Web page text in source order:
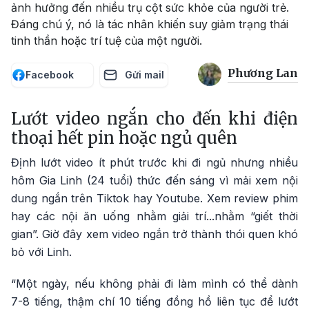
ảnh hưởng đến nhiều trụ cột sức khỏe của người trẻ.
Đáng chú ý, nó là tác nhân khiến suy giảm trạng thái
tinh thần hoặc trí tuệ của một người.
Facebook Gửi mail Phương Lan
Lướt video ngắn cho đến khi điện
thoại hết pin hoặc ngủ quên
Định lướt video ít phút trước khi đi ngủ nhưng nhiều
hôm Gia Linh (24 tuổi) thức đến sáng vì mải xem nội
dung ngắn trên Tiktok hay Youtube. Xem review phim
hay các nội ăn uống nhằm giải trí...nhằm “giết thời
gian”. Giờ đây xem video ngắn trở thành thói quen khó
bỏ với Linh.
“Một ngày, nếu không phải đi làm mình có thể dành
7-8 tiếng, thậm chí 10 tiếng đồng hồ liên tục để lướt